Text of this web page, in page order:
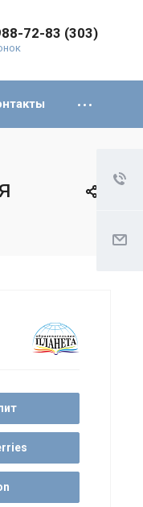
72-83 (303)